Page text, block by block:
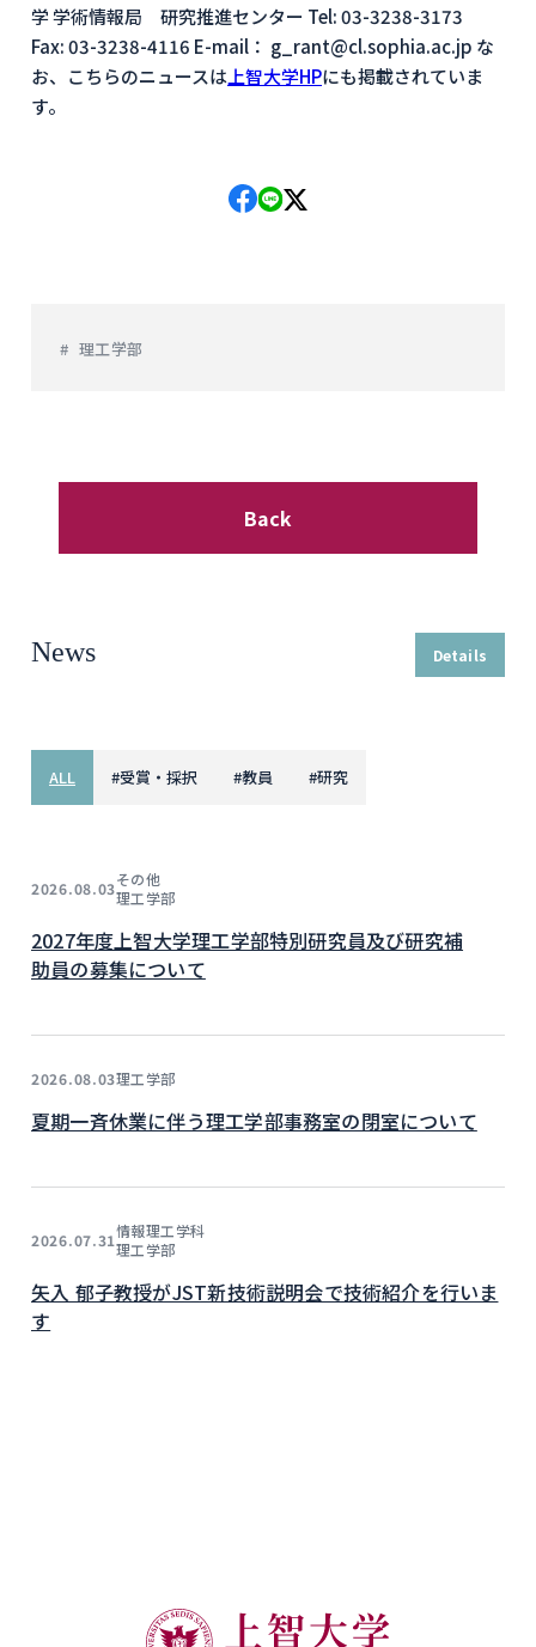
学 学術情報局 研究推進センター Tel: 03-3238-3173
Fax: 03-3238-4116 E-mail： g_rant@cl.sophia.ac.jp な
お、こちらのニュースは 上智大学HPにも掲載されていま
す。
理工学部
Back
News Details
ALL #受賞・採択 #教員 #研究
2026.08.03その他
理工学部
2027年度上智大学理工学部特別研究員及び研究補
助員の募集について
2026.08.03理工学部
夏期一斉休業に伴う理工学部事務室の閉室について
2026.07.31情報理工学科
理工学部
矢入 郁子教授がJST新技術説明会で技術紹介を行いま
す